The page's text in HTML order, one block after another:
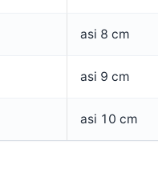
asi 8 cm
asi 9 cm
asi 10 cm